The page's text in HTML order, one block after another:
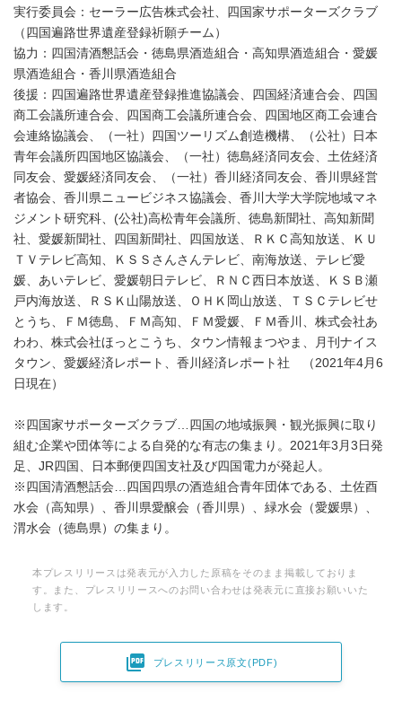
実行委員会：セーラー広告株式会社、四国家サポーターズクラブ
（四国遍路世界遺産登録祈願チーム）
協力：四国清酒懇話会・徳島県酒造組合・高知県酒造組合・愛媛
県酒造組合・香川県酒造組合
後援：四国遍路世界遺産登録推進協議会、四国経済連合会、四国
商工会議所連合会、四国商工会議所連合会、四国地区商工会連合
会連絡協議会、（一社）四国ツーリズム創造機構、（公社）日本
青年会議所四国地区協議会、（一社）徳島経済同友会、土佐経済
同友会、愛媛経済同友会、（一社）香川経済同友会、香川県経営
者協会、香川県ニュービジネス協議会、香川大学大学院地域マネ
ジメント研究科、(公社)高松青年会議所、徳島新聞社、高知新聞
社、愛媛新聞社、四国新聞社、四国放送、ＲＫＣ高知放送、ＫＵ
ＴＶテレビ高知、ＫＳＳさんさんテレビ、南海放送、テレビ愛
媛、あいテレビ、愛媛朝日テレビ、ＲＮＣ西日本放送、ＫＳＢ瀬
戸内海放送、ＲＳＫ山陽放送、ＯＨＫ岡山放送、ＴＳＣテレビせ
とうち、ＦＭ徳島、ＦＭ高知、ＦＭ愛媛、ＦＭ香川、株式会社あ
わわ、株式会社ほっとこうち、タウン情報まつやま、月刊ナイス
タウン、愛媛経済レポート、香川経済レポート社 （2021年4月6
日現在）
※四国家サポーターズクラブ…四国の地域振興・観光振興に取り
組む企業や団体等による自発的な有志の集まり。2021年3月3日発
足、JR四国、日本郵便四国支社及び四国電力が発起人。
※四国清酒懇話会…四国四県の酒造組合青年団体である、土佐酉
水会（高知県）、香川県愛醸会（香川県）、緑水会（愛媛県）、
渭水会（徳島県）の集まり。
本プレスリリースは発表元が入力した原稿をそのまま掲載しておりま
す。また、プレスリリースへのお問い合わせは発表元に直接お願いいた
します。
 プレスリリース原文(PDF)